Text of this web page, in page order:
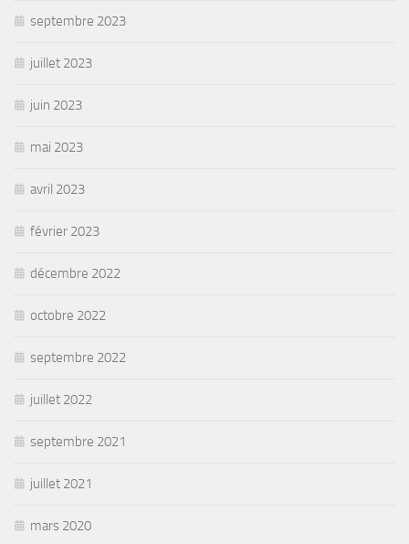
septembre 2023
juillet 2023
juin 2023
mai 2023
avril 2023
février 2023
décembre 2022
octobre 2022
septembre 2022
juillet 2022
septembre 2021
juillet 2021
mars 2020